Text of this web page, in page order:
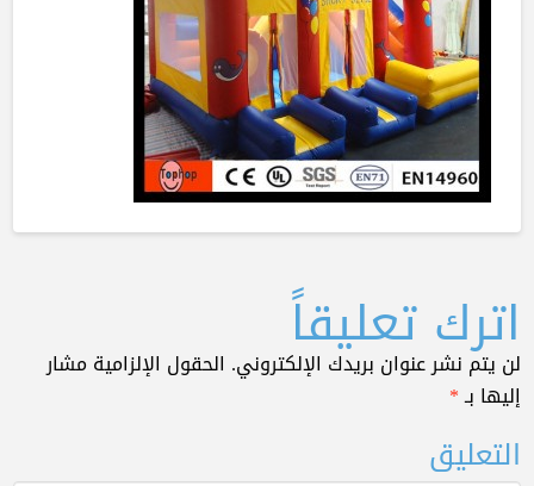
اترك تعليقاً
لن يتم نشر عنوان بريدك الإلكتروني. الحقول الإلزامية مشار
إليها بـ*
التعليق